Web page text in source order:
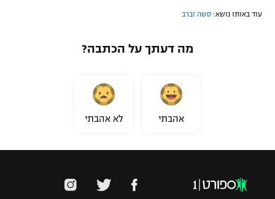
עוד באותו נושא: סשה זברב
מה דעתך על הכתבה?
אהבתי לא אהבתי